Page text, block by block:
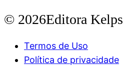
© 2026Editora Kelps
Termos de Uso
Política de privacidade